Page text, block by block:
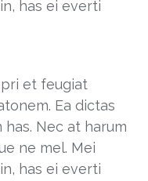
has ei everti
et feugiat
Ea dictas
has. Nec at harum
ne mel. Mei
has ei everti